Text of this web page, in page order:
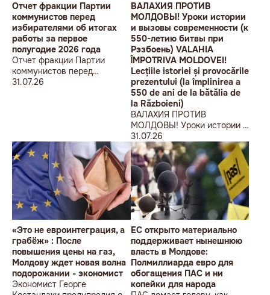
Отчет фракции Партии
коммунистов перед
избирателями об итогах
работы за первое
полугодие 2026 года
Отчет фракции Партии
коммунистов перед
избирателями об итогах
31.07.26
ВАЛАХИЯ ПРОТИВ
МОЛДОВЫ! Уроки истории
и вызовы современности (к
550-летию битвы при
Рэзбоень) VALAHIA
ÎMPOTRIVA MOLDOVEI!
Lecțiile istoriei și provocările
prezentului (la împlinirea a
550 de ani de la bătălia de
la Războieni)
ВАЛАХИЯ ПРОТИВ
МОЛДОВЫ! Уроки истории и
вызовы современности (к
550-летию битвы при
Рэзбоень) VALAHIA
ÎMPOTRIVA MOLDOVEI!
Lecțiile istoriei și provocările
prezentului (la împlinirea a
550 de ani de la bătălia de la
Războieni)
31.07.26
«Это не евроинтеграция, а
грабёж» : После
повышения цены на газ,
Молдову ждет новая волна
подорожании - экономист
Экономист Георге
ЕС открыто материально
поддерживает нынешнюю
власть в Молдове:
Полмиллиарда евро для
обогащения ПАС и ни
копейки для народа